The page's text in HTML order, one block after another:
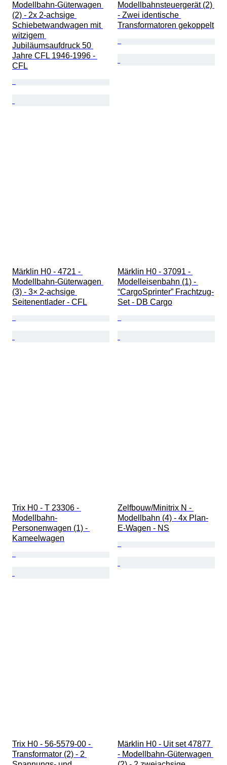
Modellbahn-Güterwagen
(2) - 2x 2-achsige
Schiebetwandwagen mit
witzigem
Jubiläumsaufdruck 50
Jahre CFL 1946-1996 -
CFL
Modellbahnsteuergerät (2)
- Zwei identische
Transformatoren gekoppelt
Märklin H0 - 4721 -
Modellbahn-Güterwagen
(3) - 3× 2-achsige
Seitenentlader - CFL
Märklin H0 - 37091 -
Modelleisenbahn (1) -
“CargoSprinter” Frachtzug-
Set - DB Cargo
Trix H0 - T 23306 -
Modellbahn-
Personenwagen (1) -
Kameelwagen
Zelfbouw/Minitrix N -
Modellbahn (4) - 4x Plan-
E-Wagen - NS
Trix H0 - 56-5579-00 -
Transformator (2) - 2
Märklin H0 - Uit set 47877
- Modellbahn-Güterwagen